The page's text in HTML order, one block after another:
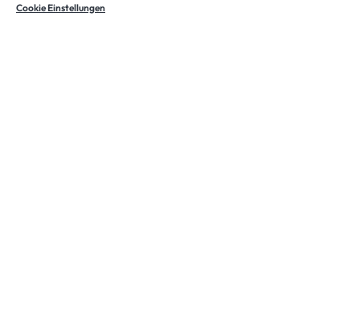
Cookie Einstellungen